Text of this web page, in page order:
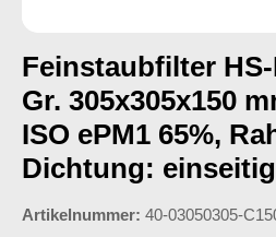
Feinstaubfilter HS-
Gr. 305x305x150
ISO ePM1 65%,
Dichtung:
Artikelnummer: 40-03050305-